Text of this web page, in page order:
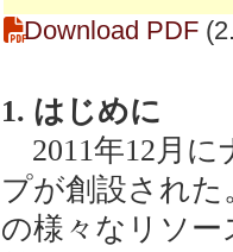
Download PDF
1. はじめに
2011年12月に
プが創設された
の様々なリソー